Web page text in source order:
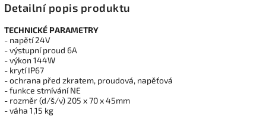
Detailní popis produktu
TECHNICKÉ PARAMETRY
- napětí 24V
- výstupní proud 6A
- výkon 144W
- krytí IP67
- ochrana před zkratem, proudová, napěťová
- funkce stmívání NE
- rozměr (d/š/v) 205 x 70 x 45mm
- váha 1,15 kg